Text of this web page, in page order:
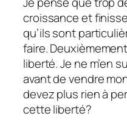
croissance et
qu’ils sont
faire.
liberté. Je ne m’en
avant de vendre
devez plus rien à
cette liberté?